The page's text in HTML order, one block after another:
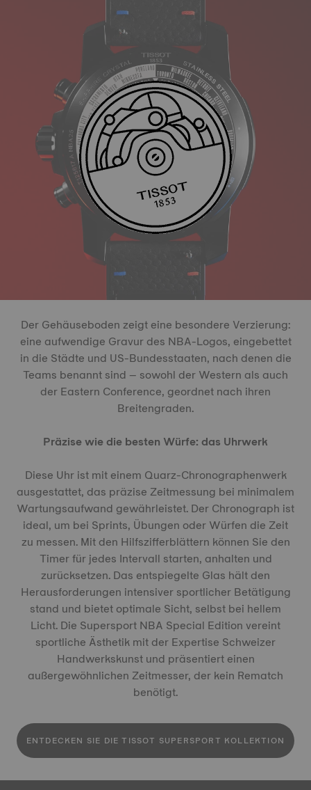
Der Gehäuseboden zeigt eine besondere Verzierung:
eine aufwendige Gravur des NBA-Logos, eingebettet
in die Städte und US-Bundesstaaten, nach denen die
Teams benannt sind – sowohl der Western als auch
der Eastern Conference, geordnet nach ihren
Breitengraden.
Präzise wie die besten Würfe: das Uhrwerk
Diese Uhr ist mit einem Quarz-Chronographenwerk
ausgestattet, das präzise Zeitmessung bei minimalem
Wartungsaufwand gewährleistet. Der Chronograph ist
ideal, um bei Sprints, Übungen oder Würfen die Zeit
zu messen. Mit den Hilfszifferblättern können Sie den
Timer für jedes Intervall starten, anhalten und
zurücksetzen. Das entspiegelte Glas hält den
Herausforderungen intensiver sportlicher Betätigung
stand und bietet optimale Sicht, selbst bei hellem
Licht. Die Supersport NBA Special Edition vereint
sportliche Ästhetik mit der Expertise Schweizer
Handwerkskunst und präsentiert einen
außergewöhnlichen Zeitmesser, der kein Rematch
benötigt.
ENTDECKEN SIE DIE TISSOT SUPERSPORT KOLLEKTION